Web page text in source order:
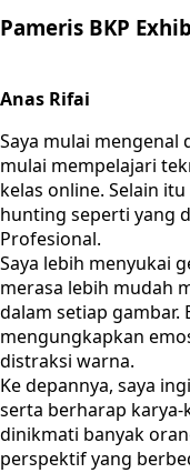
Pameris BKP
Anas Rifai
Saya mulai
mulai mempelajari
kelas online. Selain
hunting seperti yang
Profesional.
Saya lebih menyukai
merasa lebih mudah
dalam setiap gambar.
mengungkapkan
distraksi warna.
Ke depannya, saya
serta berharap
dinikmati banyak
perspektif yang